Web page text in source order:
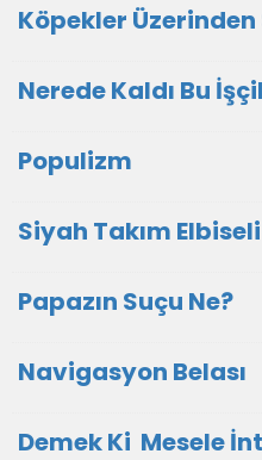
Köpekler
Nerede Kaldı Bu
Populizm
Siyah Takım
Papazın Suçu Ne?
Navigasyon Belası
Demek Ki Mesele